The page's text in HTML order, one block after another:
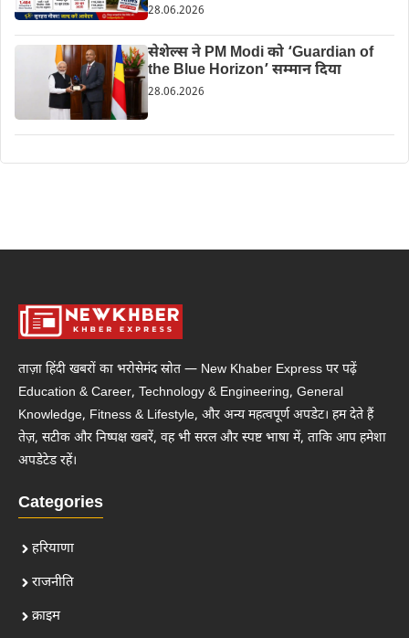
28.06.2026
सेशेल्स ने PM Modi को ‘Guardian of
the Blue Horizon’ सम्मान दिया
28.06.2026
ताज़ा हिंदी खबरों का भरोसेमंद स्रोत — New Khaber Express पर पढ़ें
Education & Career, Technology & Engineering, General
Knowledge, Fitness & Lifestyle, और अन्य महत्वपूर्ण अपडेट। हम देते हैं
तेज़, सटीक और निष्पक्ष खबरें, वह भी सरल और स्पष्ट भाषा में, ताकि आप हमेशा
अपडेटेड रहें।
Categories
हरियाणा
राजनीति
क्राइम